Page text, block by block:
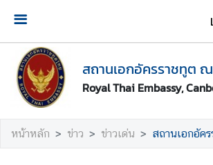
Royal Thai Embassy,
ห
า
ห
ลั
ก
หน้าหลัก ข่าว ข่าวเด่น สถานเอกอัครราชทูต ณ กรุงแคนเบอร์รา ร่วมกับสถานเอกอัครราชทูตป